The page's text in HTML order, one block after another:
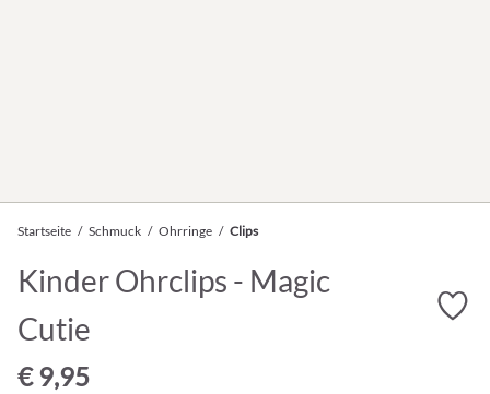
Startseite / Schmuck / Ohrringe / Clips
Kinder Ohrclips - Magic
Cutie
€ 9,95